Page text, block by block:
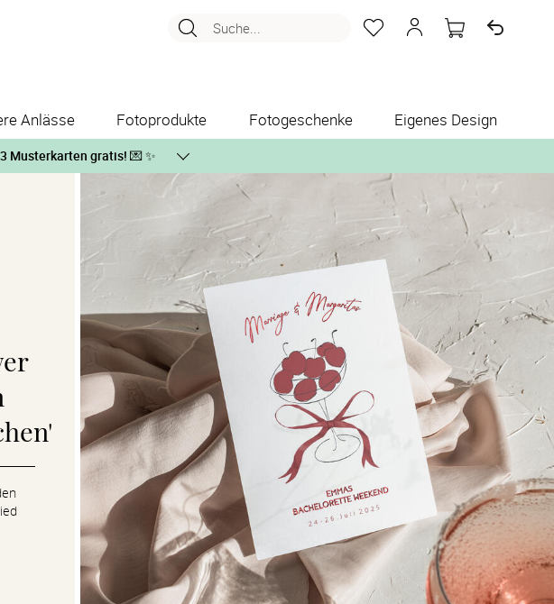
Suche...
Anlässe Fotoprodukte Fotogeschenke Eigenes Design
3 Musterkarten gratis! 💌 ✨
lasse Dir die Karten kostenlos per Post zusenden.